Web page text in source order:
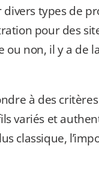
types de
pour des
ou non, il y a de
à des
variés et
classique,